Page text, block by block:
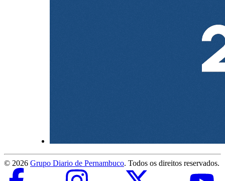
© 2026 Grupo Diario de Pernambuco. Todos os direitos reservados.